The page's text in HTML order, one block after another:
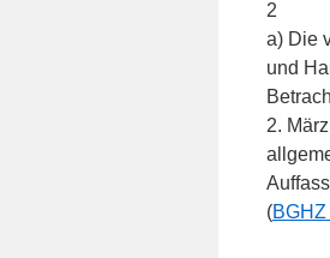
2
a) Die
und
2.
(